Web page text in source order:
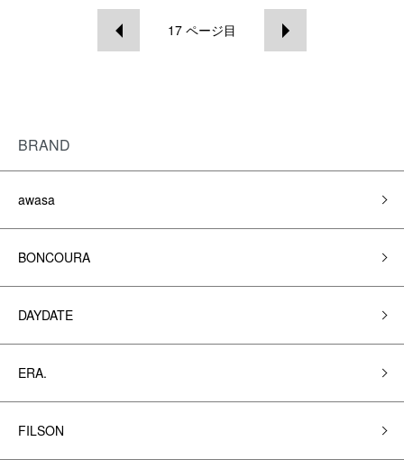
17 ページ目
BRAND
awasa
BONCOURA
DAYDATE
ERA.
FILSON